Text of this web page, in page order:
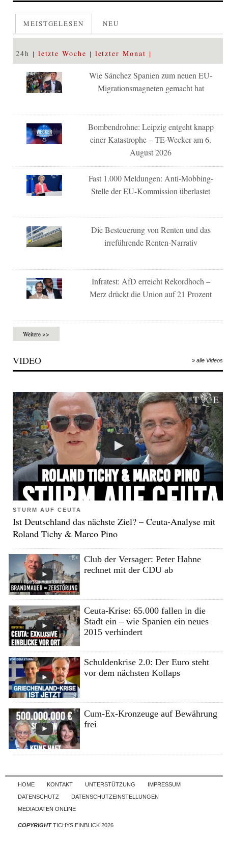
MEISTGELESEN NEU
24h letzte Woche letzter Monat
Wie Sánchez Spanien zum neuen EU-
Migrationsmagneten gemacht hat
Bombendrohne: Leipzig entgeht knapp
einer Katastrophe – TE-Wecker am 6.
August 2026
Fast 1.000 Meldungen: Anti-Mobbing-
Stelle der EU-Kommission überlastet
Die Besteuerung von Renten und das
irreführende Renten-Narrativ
Infratest: AfD erreicht Rekordhoch –
Merz drückt die Union auf 21 Prozent
Weitere >>
VIDEO » alle Videos
STURM AUF CEUTA
Ist Deutschland das nächste Ziel? – Ceuta-Analyse mit
Roland Tichy & Marco Pino
Club der Versager: Peter Hahne
rechnet mit der CDU ab
Ceuta-Krise: 65.000 fallen in die
Stadt ein – wie Spanien ein neues
2015 verhindert
Schuldenkrise 2.0: Der Euro steht
vor dem nächsten Kollaps
Cum-Ex-Kronzeuge auf Bewährung
frei
Skip to content
HOME KONTAKT UNTERSTÜTZUNG
IMPRESSUM
DATENSCHUTZ
DATENSCHUTZEINSTELLUNGEN
MEDIADATEN ONLINE
COPYRIGHTTICHYS EINBLICK 2026